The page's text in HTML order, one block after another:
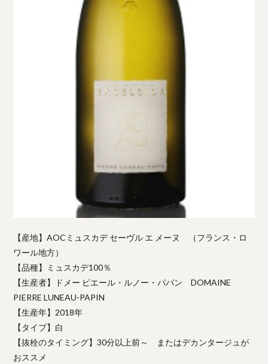
【産地】AOCミュスカデ セーヴル エ メーヌ （フランス・ロ
ワール地方）
【品種】ミュスカデ100％
【生産者】ドメー ピエール・ルノー・パパン DOMAINE
PIERRE LUNEAU-PAPIN
【生産年】2018年
【タイプ】白
【抜栓のタイミング】30分以上前～ またはデカンタージュが
おススメ